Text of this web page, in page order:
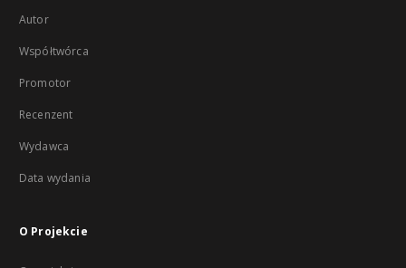
Autor
Współtwórca
Promotor
Recenzent
Wydawca
Data wydania
O Projekcie